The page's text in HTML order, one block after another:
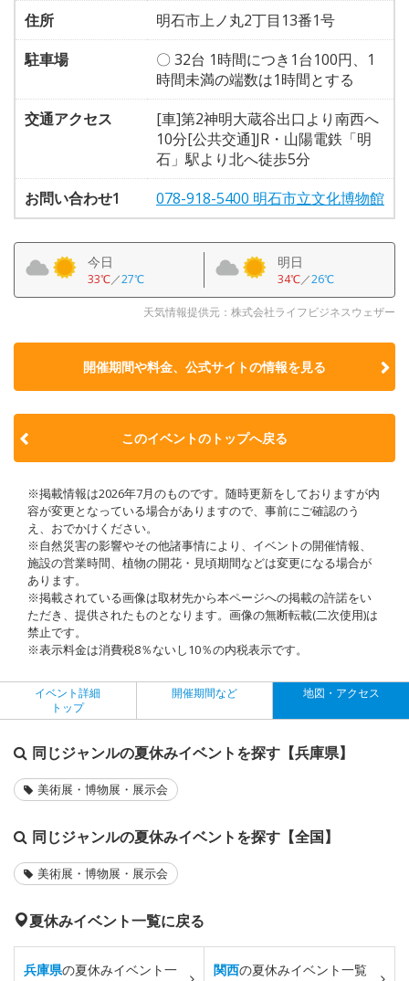
住所
明石市上ノ丸2丁目13番1号
駐車場
〇 32台 1時間につき1台100円、1
時間未満の端数は1時間とする
交通アクセス
[車]第2神明大蔵谷出口より南西へ
10分[公共交通]JR・山陽電鉄「明
石」駅より北へ徒歩5分
お問い合わせ1
078-918-5400 明石市立文化博物館
今日
33℃／27℃
明日
34℃／26℃
天気情報提供元：株式会社ライフビジネスウェザー
開催期間や料金、公式サイトの情報を見る
このイベントのトップへ戻る
※掲載情報は2026年7月のものです。随時更新をしておりますが内
容が変更となっている場合がありますので、事前にご確認のう
え、おでかけください。
※自然災害の影響やその他諸事情により、イベントの開催情報、
施設の営業時間、植物の開花・見頃期間などは変更になる場合が
あります。
※掲載されている画像は取材先から本ページへの掲載の許諾をい
ただき、提供されたものとなります。画像の無断転載(二次使用)は
禁止です。
※表示料金は消費税8％ないし10％の内税表示です。
イベント詳細
トップ
開催期間など 地図・アクセス
同じジャンルの夏休みイベントを探す【兵庫県】
美術展・博物展・展示会
同じジャンルの夏休みイベントを探す【全国】
美術展・博物展・展示会
夏休みイベント一覧に戻る
兵庫県の夏休みイベント一
関西の夏休みイベント一覧